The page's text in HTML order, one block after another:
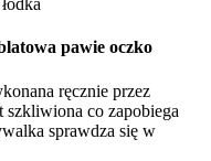
pawie oczko
ręcznie przez
co zapobiega
sprawdza się w